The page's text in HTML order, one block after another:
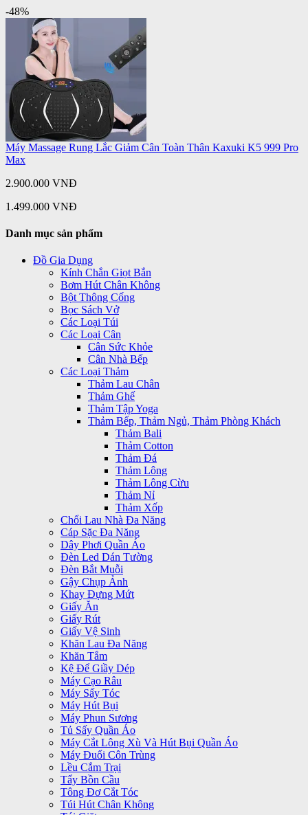
-48%
Máy Massage Rung Lắc Giảm Cân Toàn Thân Kaxuki K5 999 Pro
Max
2.900.000 VNĐ
1.499.000 VNĐ
Danh mục sản phẩm
Đồ Gia Dụng
Kính Chắn Giọt Bắn
Bơm Hút Chân Không
Bột Thông Cống
Bọc Sách Vở
Các Loại Túi
Các Loại Cân
Cân Sức Khỏe
Cân Nhà Bếp
Các Loại Thảm
Thảm Lau Chân
Thảm Ghế
Thảm Tập Yoga
Thảm Bếp, Thảm Ngủ, Thảm Phòng Khách
Thảm Bali
Thảm Cotton
Thảm Đá
Thảm Lông
Thảm Lông Cừu
Thảm Nỉ
Thảm Xốp
Chổi Lau Nhà Đa Năng
Cáp Sặc Đa Năng
Dây Phơi Quần Áo
Đèn Led Dán Tường
Đèn Bắt Muỗi
Gậy Chụp Ảnh
Khay Đựng Mứt
Giấy Ăn
Giấy Rút
Giấy Vệ Sinh
Khăn Lau Đa Năng
Khăn Tắm
Kệ Để Giầy Dép
Máy Cạo Râu
Máy Sấy Tóc
Máy Hút Bụi
Máy Phun Sương
Tủ Sấy Quần Áo
Máy Cắt Lông Xù Và Hút Bụi Quần Áo
Máy Đuổi Côn Trùng
Lều Cắm Trại
Tẩy Bồn Cầu
Tông Đơ Cắt Tóc
Túi Hút Chân Không